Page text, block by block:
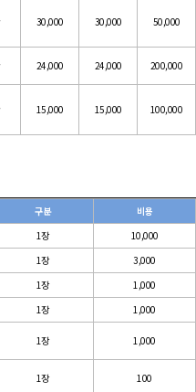
30,000 30,000 50,000
24,000 24,000 200,000
15,000 15,000 100,000
구분
비용
1장
10,000
1장
3,000
1장
1,000
1장 1,000
1장 1,000
1장 100